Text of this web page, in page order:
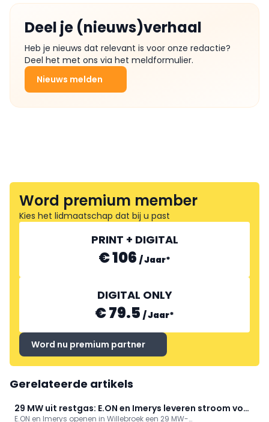
Deel je (nieuws)verhaal
Heb je nieuws dat relevant is voor onze redactie?
Deel het met ons via het meldformulier.
Nieuws melden
Word premium member
Kies het lidmaatschap dat bij u past
PRINT + DIGITAL
€ 106 /Jaar*
DIGITAL ONLY
€ 79.5 /Jaar*
Word nu premium partner
Gerelateerde artikels
29 MW uit restgas: E.ON en Imerys leveren stroom voor
E.ON en Imerys openen in Willebroek een 29 MW-